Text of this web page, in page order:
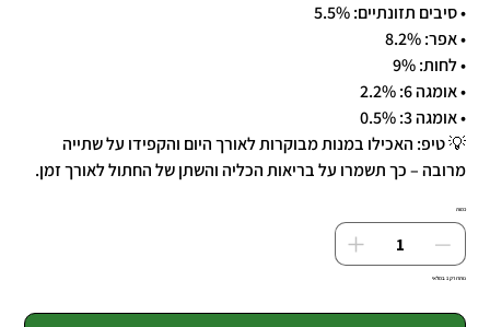
• סיבים תזונתיים: 5.5%
• אפר: 8.2%
• לחות: 9%
• אומגה 6: 2.2%
• אומגה 3: 0.5%
💡 טיפ: האכילו במנות מבוקרות לאורך היום והקפידו על שתייה
מרובה – כך תשמרו על בריאות הכליה והשתן של החתול לאורך זמן.
כמות
נותרו רק 1 במלאי